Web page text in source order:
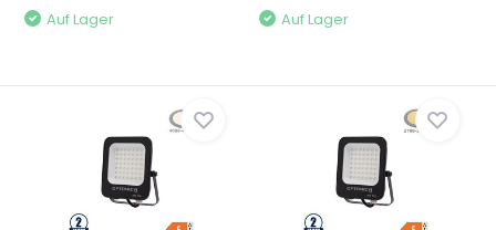
Auf Lager
Auf Lager